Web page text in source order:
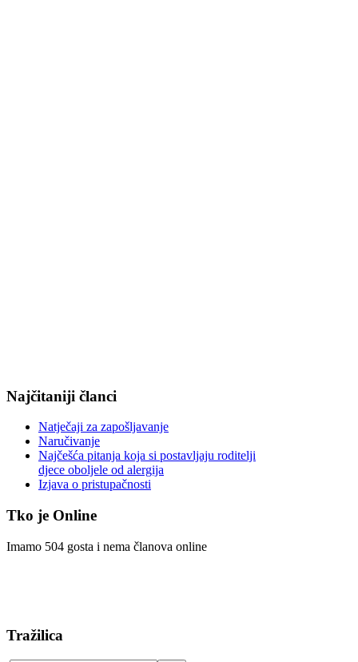
Najčitaniji članci
Natječaji za zapošljavanje
Naručivanje
Najčešća pitanja koja si postavljaju roditelji
djece oboljele od alergija
Izjava o pristupačnosti
Tko je Online
Imamo 504 gosta i nema članova online
Tražilica